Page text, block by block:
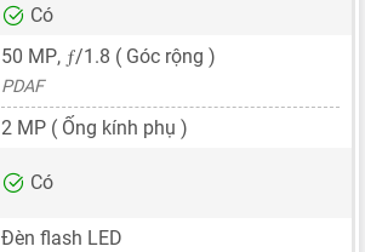
Có
50 MP, ƒ/1.8 ( Góc rộng )
PDAF
2 MP ( Ống kính phụ )
Có
Đèn flash LED